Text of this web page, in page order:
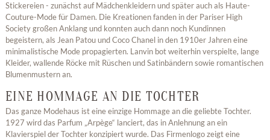
Stickereien - zunächst auf Mädchenkleidern und später auch als Haute-
Couture-Mode für Damen. Die Kreationen fanden in der Pariser High
Society großen Anklang und konnten auch dann noch Kundinnen
begeistern, als Jean Patou und Coco Chanel in den 1910er Jahren eine
minimalistische Mode propagierten. Lanvin bot weiterhin verspielte, lange
Kleider, wallende Röcke mit Rüschen und Satinbändern sowie romantischen
Blumenmustern an.
EINE HOMMAGE AN DIE TOCHTER
Das ganze Modehaus ist eine einzige Hommage an die geliebte Tochter.
1927 wird das Parfum „Arpège“ lanciert, das in Anlehnung an ein
Klavierspiel der Tochter konzipiert wurde. Das Firmenlogo zeigt eine